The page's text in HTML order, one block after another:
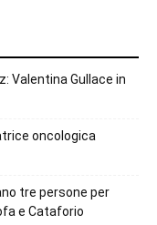
Valentina Gullace in
oncologica
tre persone per
e Cataforio